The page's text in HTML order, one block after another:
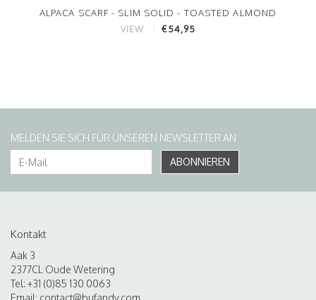
ALPACA SCARF - SLIM SOLID - TOASTED ALMOND
VIEW €54,95
MELDEN SIE SICH FÜR UNSEREN NEWSLETTER AN
ABONNIEREN
Kontakt
Aak 3
2377CL Oude Wetering
Tel: +31 (0)85 130 0063
Email: contact@bufandy.com